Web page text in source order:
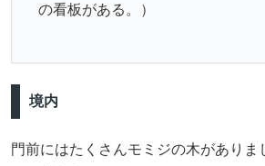
の看板がある。）
境内
門前にはたくさんモミジの木がありま